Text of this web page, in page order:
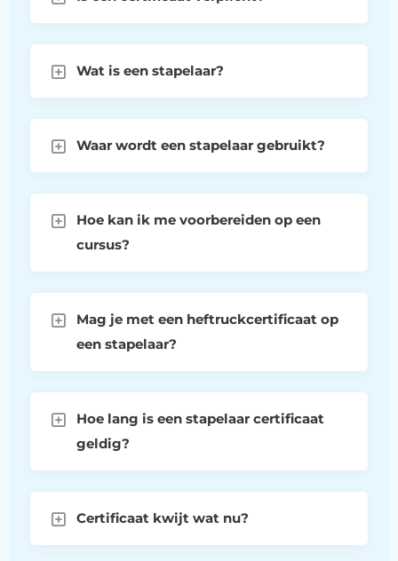
Wat is een stapelaar?
Waar wordt een stapelaar gebruikt?
Hoe kan ik me voorbereiden op een
cursus?
Mag je met een heftruckcertificaat op
een stapelaar?
Hoe lang is een stapelaar certificaat
geldig?
Certificaat kwijt wat nu?